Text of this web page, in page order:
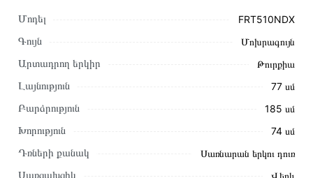
Մոդել FRT510NDX
Գույն Մոխրագույն
Արտադրող երկիր Թուրքիա
Լայնություն 77 սմ
Բարձրություն 185 սմ
Խորություն 74 սմ
Դռների քանակ Սառնարան երկու դուռ
Սառցախցիկ Վերև